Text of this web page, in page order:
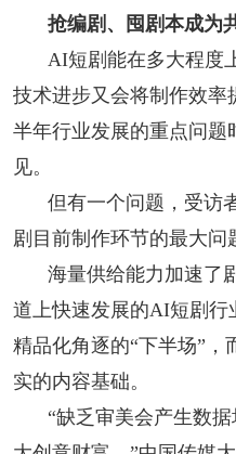
抢编剧、囤剧本成为
AI短剧能在多大程度
技术进步又会将制作效率
半年行业发展的重点问题
见。
但有一个问题，受访
剧目前制作环节的最大问
海量供给能力加速了
道上快速发展的AI短剧行
精品化角逐的“下半场”，
实的内容基础。
“缺乏审美会产生数